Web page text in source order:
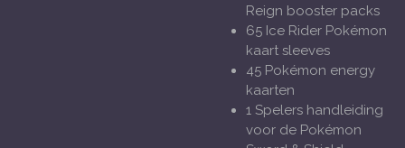
Reign booster packs
65 Ice Rider Pokémon
kaart sleeves
45 Pokémon energy
kaarten
1 Spelers handleiding
voor de Pokémon